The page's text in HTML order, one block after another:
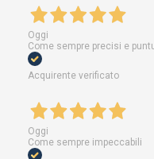
Oggi
Come sempre precisi e
Acquirente verificato
Oggi
Come sempre impeccabili